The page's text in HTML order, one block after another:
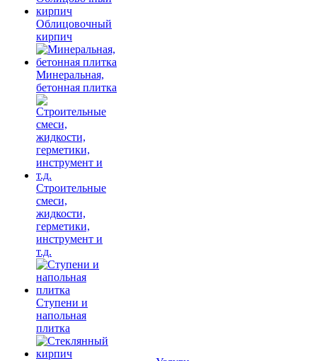
Облицовочный
кирпич
Минеральная,
бетонная плитка
Строительные
смеси,
жидкости,
герметики,
инструмент и
т.д.
Ступени и
напольная
плитка